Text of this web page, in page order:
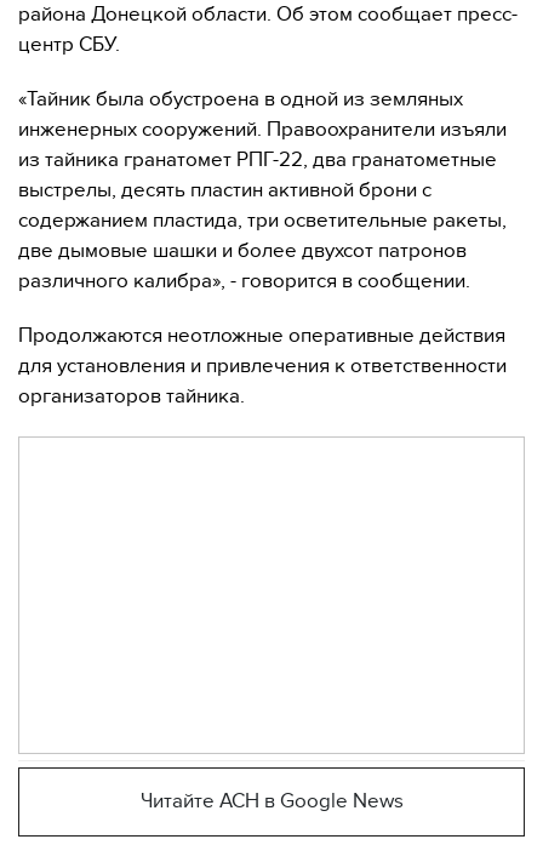
района Донецкой области. Об этом сообщает пресс-
центр СБУ.
«Тайник была обустроена в одной из земляных
инженерных сооружений. Правоохранители изъяли
из тайника гранатомет РПГ-22, два гранатометные
выстрелы, десять пластин активной брони с
содержанием пластида, три осветительные ракеты,
две дымовые шашки и более двухсот патронов
различного калибра», - говорится в сообщении.
Продолжаются неотложные оперативные действия
для установления и привлечения к ответственности
организаторов тайника.
Читайте АСН в Google News